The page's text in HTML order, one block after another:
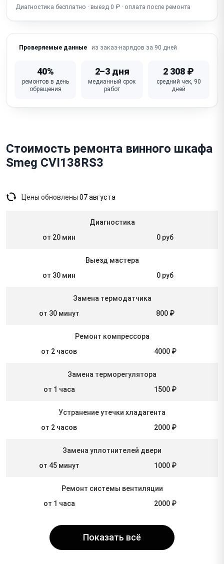
Износ уплотнителя двери / не закрывается плотно
вентилятор)
Не работает / неисправна плата управления
Повреждение / трещина стеклянной двери, полок
Диагностика бесплатно · выезд 0 ₽ · оплата после ремонта
Проверяемые данные из заказ-нарядов за 90 дней
40%
ремонтов в день
обращения
2–3 дня
медианный срок
работ
2 308 ₽
средний чек, 90
дней
Стоимость ремонта винного шкафа
Smeg CVI138RS3
Цены обновлены 07 августа
Диагностика
от 20 мин
0 руб
Выезд мастера
от 30 мин
0 руб
Замена термодатчика
от 30 минут
800 ₽
Ремонт компрессора
от 2 часов
4000 ₽
Замена терморегулятора
от 1 часа
1500 ₽
Устранение утечки хладагента
от 2 часов
2000 ₽
Замена уплотнителей двери
от 45 минут
1000 ₽
Ремонт системы вентиляции
от 1 часа
2000 ₽
Показать всё